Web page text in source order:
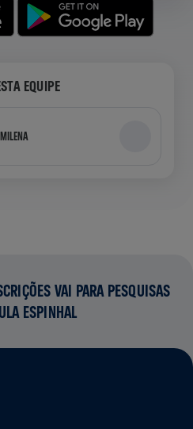
EQUIPE
VAI PARA PESQUISAS
ESPINHAL